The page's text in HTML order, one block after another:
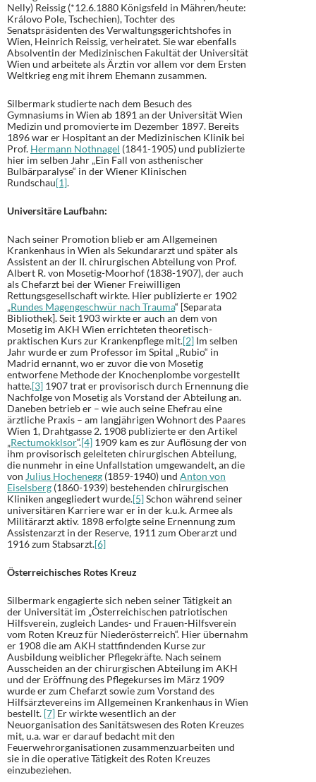
Nelly) Reissig (*12.6.1880 Königsfeld in Mähren/heute:
Královo Pole, Tschechien), Tochter des
Senatspräsidenten des Verwaltungsgerichtshofes in
Wien, Heinrich Reissig, verheiratet. Sie war ebenfalls
Absolventin der Medizinischen Fakultät der Universität
Wien und arbeitete als Ärztin vor allem vor dem Ersten
Weltkrieg eng mit ihrem Ehemann zusammen.
Silbermark studierte nach dem Besuch des
Gymnasiums in Wien ab 1891 an der Universität Wien
Medizin und promovierte im Dezember 1897. Bereits
1896 war er Hospitant an der Medizinischen Klinik bei
Prof. Hermann Nothnagel (1841-1905) und publizierte
hier im selben Jahr „Ein Fall von asthenischer
Bulbärparalyse“ in der Wiener Klinischen
Rundschau[1].
Universitäre Laufbahn:
Nach seiner Promotion blieb er am Allgemeinen
Krankenhaus in Wien als Sekundararzt und später als
Assistent an der II. chirurgischen Abteilung von Prof.
Albert R. von Mosetig-Moorhof (1838-1907), der auch
als Chefarzt bei der Wiener Freiwilligen
Rettungsgesellschaft wirkte. Hier publizierte er 1902
„Rundes Magengeschwür nach Trauma“ [Separata
Bibliothek]. Seit 1903 wirkte er auch an dem von
Mosetig im AKH Wien errichteten theoretisch-
praktischen Kurs zur Krankenpflege mit.[2] Im selben
Jahr wurde er zum Professor im Spital „Rubio“ in
Madrid ernannt, wo er zuvor die von Mosetig
entworfene Methode der Knochenplombe vorgestellt
hatte.[3] 1907 trat er provisorisch durch Ernennung die
Nachfolge von Mosetig als Vorstand der Abteilung an.
Daneben betrieb er – wie auch seine Ehefrau eine
ärztliche Praxis – am langjährigen Wohnort des Paares
Wien 1, Drahtgasse 2. 1908 publizierte er den Artikel
„Rectumokklsor“.[4] 1909 kam es zur Auflösung der von
ihm provisorisch geleiteten chirurgischen Abteilung,
die nunmehr in eine Unfallstation umgewandelt, an die
von Julius Hochenegg (1859-1940) und Anton von
Eiselsberg (1860-1939) bestehenden chirurgischen
Kliniken angegliedert wurde.[5]Schon während seiner
universitären Karriere war er in der k.u.k. Armee als
Militärarzt aktiv. 1898 erfolgte seine Ernennung zum
Assistenzarzt in der Reserve, 1911 zum Oberarzt und
1916 zum Stabsarzt.[6]
Österreichisches Rotes Kreuz
Silbermark engagierte sich neben seiner Tätigkeit an
der Universität im „Österreichischen patriotischen
Hilfsverein, zugleich Landes- und Frauen-Hilfsverein
vom Roten Kreuz für Niederösterreich“. Hier übernahm
er 1908 die am AKH stattfindenden Kurse zur
Ausbildung weiblicher Pflegekräfte. Nach seinem
Ausscheiden an der chirurgischen Abteilung im AKH
und der Eröffnung des Pflegekurses im März 1909
wurde er zum Chefarzt sowie zum Vorstand des
Hilfsärztevereins im Allgemeinen Krankenhaus in Wien
bestellt. [7] Er wirkte wesentlich an der
Neuorganisation des Sanitätswesen des Roten Kreuzes
mit, u.a. war er darauf bedacht mit den
Feuerwehrorganisationen zusammenzuarbeiten und
sie in die operative Tätigkeit des Roten Kreuzes
einzubeziehen.